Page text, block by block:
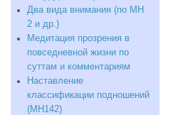
Два вида внимания (по МН
2 и др.)
Медитация прозрения в
повседневной жизни по
суттам и комментариям
Наставление
классификации подношений
(МН142)